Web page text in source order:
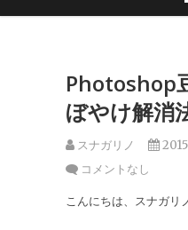
Photoshop
ぼやけ解消
スナガリノ
コメントなし
こんにちは、スナガリ